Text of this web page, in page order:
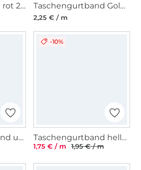
Taschengurtband rot 25 mm Taschengurtband Goldfäden 40mm, altrosa
2,25 € / m
Baumwoll-Gurtband uni senfgelb 38 mm
-10%
Taschengurtband hellgrün 37 mm
1,75 € / m 1,95 € / m